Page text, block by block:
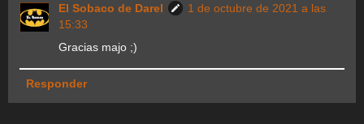
El Sobaco de Darel
1 de octubre de 2021 a las
15:33
Gracias majo ;)
Responder